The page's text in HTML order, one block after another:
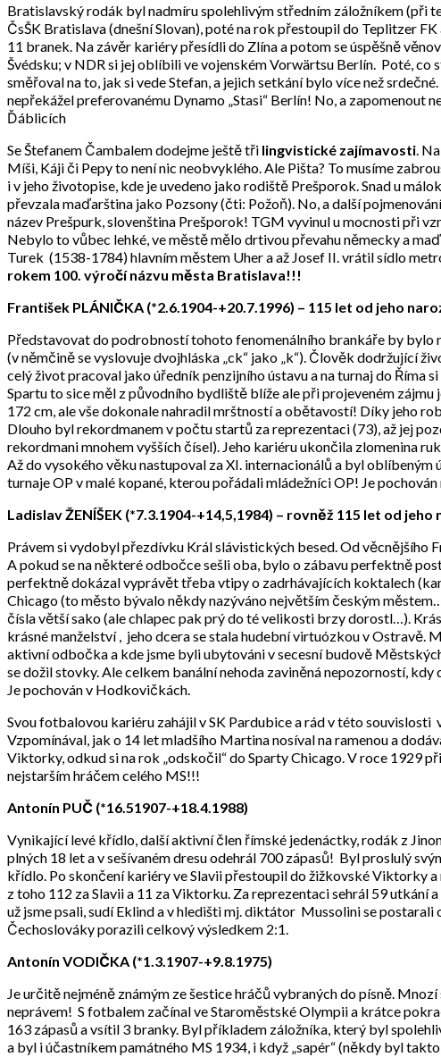
Bratislavský rodák byl nadmíru spolehlivým středním záložníkem (při
ČsŠK Bratislava (dnešní Slovan), poté na rok přestoupil do Teplitzer
11 branek. Na závěr kariéry přesídli do Zlína a potom se úspěšně
Švédsku; v NDR si jej oblíbili ve vojenském Vorwärtsu Berlín. Poté,
směřoval na to, jak si vede Stefan, a jejich setkání bylo více než
nepřekážel preferovanému Dynamo „Stasi“ Berlín! No, a
Ďáblicích
Se Štefanem Čambalem dodejme ještě tři lingvistické zajímavosti .
Míši, Káji či Pepy to není nic neobvyklého. Ale Pišta? To musíme
i v jeho životopise, kde je uvedeno jako rodiště Prešporok. Snad u
převzala maďarština jako Pozsony (čti: Požoň). No, a další
název Prešpurk, slovenština Prešporok! TGM vyvinul u mocnosti při
Nebylo to vůbec lehké, ve městě mělo drtivou převahu německy a
Turek (1538-1784) hlavním městem Uher a až Josef II. vrátil sídlo
rokem 100. výročí názvu města Bratislava!!!
František PLÁNIČKA (*2.6.1904-+20.7.1996) – 115 let od jeho
Představovat do podrobností tohoto fenomenálního brankáře by bylo
(v němčině se vyslovuje dvojhláska „ck“ jako „k“). Člověk dodržující
celý život pracoval jako úředník penzijního ústavu a na turnaj do Říma
Spartu to sice měl z původního bydliště blíže ale při projeveném
172 cm, ale vše dokonale nahradil mrštností a obětavostí! Díky jeho
Dlouho byl rekordmanem v počtu startů za reprezentaci (73), až jej
rekordmani mnohem vyšších čísel). Jeho kariéru ukončila zlomenina
Až do vysokého věku nastupoval za XI. internacionálů a byl
turnaje OP v malé kopané, kterou pořádali mládežníci OP! Je
Ladislav ŽENÍŠEK (*7.3.1904-+14,5,1984) – rovněž 115 let od jeho
Právem si vydobyl přezdívku Král slávistických besed. Od věcnějšího
A pokud se na některé odbočce sešli oba, bylo o zábavu perfektně
perfektně dokázal vyprávět třeba vtipy o zadrhávajících koktalech
Chicago (to město bývalo někdy nazýváno největším českým
čísla větší sako (ale chlapec pak prý do té velikosti brzy dorostl…).
krásné manželství , jeho dcera se stala hudební virtuózkou v
aktivní odbočka a kde jsme byli ubytováni v secesní budově
se dožil stovky. Ale celkem banální nehoda zaviněná nepozorností,
Je pochován v Hodkovičkách.
Svou fotbalovou kariéru zahájil v SK Pardubice a rád v této
Vzpomínával, jak o 14 let mladšího Martina nosíval na ramenou a
Viktorky, odkud si na rok „odskočil“ do Sparty Chicago. V roce 1929
nejstarším hráčem celého MS!!!
Antonín PUČ (*16.51907-+18.4.1988)
Vynikající levé křídlo, další aktivní člen římské jedenáctky, rodák z
plných 18 let a v sešívaném dresu odehrál 700 zápasů! Byl proslulý
křídlo. Po skončení kariéry ve Slavii přestoupil do žižkovské Viktorky
z toho 112 za Slavii a 11 za Viktorku. Za reprezentaci sehrál 59
už jsme psali, sudí Eklind a v hledišti mj. diktátor Mussolini se
Čechoslováky porazili celkový výsledkem 2:1.
Antonín VODIČKA (*1.3.1907-+9.8.1975)
Je určitě nejméně známým ze šestice hráčů vybraných do písně.
neprávem! S fotbalem začínal ve Staroměstské Olympii a krátce
163 zápasů a vsítil 3 branky. Byl příkladem záložníka, který byl
a byl i účastníkem památného MS 1934, i když „sapér“ (někdy byl